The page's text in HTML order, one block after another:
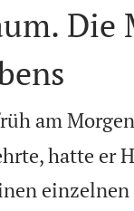
Die
am
hatte er
einzelnen